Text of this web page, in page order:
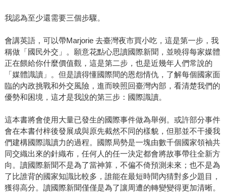
我認為至少還需要三個步驟。
會講英語，可以帶Marjorie 去臺灣夜市買小吃，這是第一步，我
稱做「國民外交」。願意花點心思讀國際新聞，並曉得每家媒體
正在餵給你什麼價值觀，這是第二步，也是近幾年人們常說的
「媒體識讀」。但是讀得懂國際間的恩怨情仇，了解每個國家面
臨的內政挑戰和外交風險，進而映照回臺灣內部，看清楚我們的
優勢和困境，這才是我說的第三步：國際識讀。
這本書將會使用大量已發生的國際事件做為舉例。或許部分事件
會在本書付梓後發展成與原先截然不同的樣貌，但那並不干擾我
們建構國際識讀力的過程。國際局勢是一塊由數千個國家領袖共
同交織出來的針織布，任何人的任一決定都會將故事帶往全新方
向。讀國際新聞不是為了當神算，不偏不倚預測未來；也不是為
了比誰背的國家知識比較多，誰能在最短時間內猜對多少題目，
獲得高分。讀國際新聞僅僅是為了讓周遭的轉變變得更加清晰。